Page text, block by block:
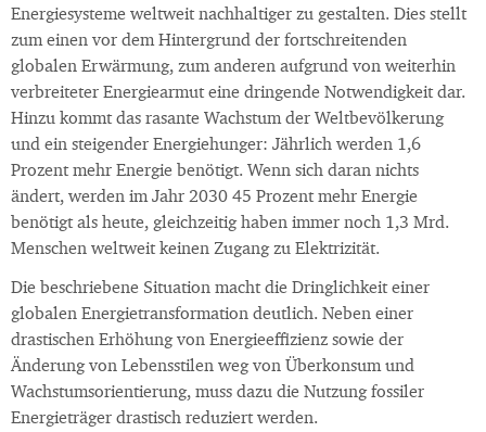
Energiesysteme weltweit nachhaltiger zu gestalten. Dies stellt
zum einen vor dem Hintergrund der fortschreitenden
globalen Erwärmung, zum anderen aufgrund von weiterhin
verbreiteter Energiearmut eine dringende Notwendigkeit dar.
Hinzu kommt das rasante Wachstum der Weltbevölkerung
und ein steigender Energiehunger: Jährlich werden 1,6
Prozent mehr Energie benötigt. Wenn sich daran nichts
ändert, werden im Jahr 2030 45 Prozent mehr Energie
benötigt als heute, gleichzeitig haben immer noch 1,3 Mrd.
Menschen weltweit keinen Zugang zu Elektrizität.
Die beschriebene Situation macht die Dringlichkeit einer
globalen Energietransformation deutlich. Neben einer
drastischen Erhöhung von Energieeffizienz sowie der
Änderung von Lebensstilen weg von Überkonsum und
Wachstumsorientierung, muss dazu die Nutzung fossiler
Energieträger drastisch reduziert werden.